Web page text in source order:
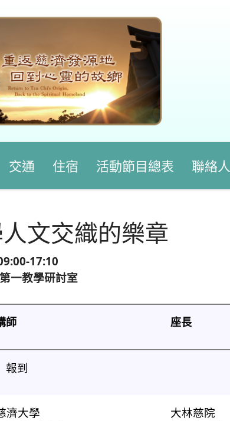
交通 住宿 活動節目總表 聯絡人
文交織的樂章
17:10
一教學研討室
師 座長
報到
濟大學
大林慈院